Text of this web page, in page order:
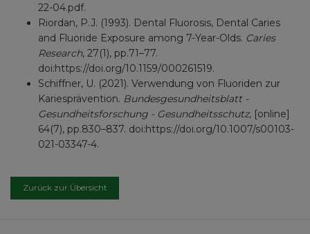
Zurück zur Übersicht
22-04.pdf.
Riordan, P.J. (1993). Dental Fluorosis, Dental Caries
and Fluoride Exposure among 7-Year-Olds. Caries
Research, 27(1), pp.71–77.
doi:https://doi.org/10.1159/000261519.
Schiffner, U. (2021). Verwendung von Fluoriden zur
Kariesprävention. Bundesgesundheitsblatt -
Gesundheitsforschung - Gesundheitsschutz, [online]
64(7), pp.830–837. doi:https://doi.org/10.1007/s00103-
021-03347-4.